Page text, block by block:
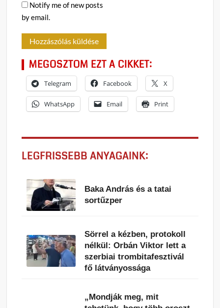
Notify me of new posts
by email.
MEGOSZTOM EZT A CIKKET:
Telegram Facebook X
WhatsApp Email Print
LEGFRISSEBB ANYAGAINK:
Baka András és a tatai
sortűzper
Sörrel a kézben, protokoll
nélkül: Orbán Viktor lett a
szerbiai trombitafesztivál
fő látványossága
„Mondják meg, mit